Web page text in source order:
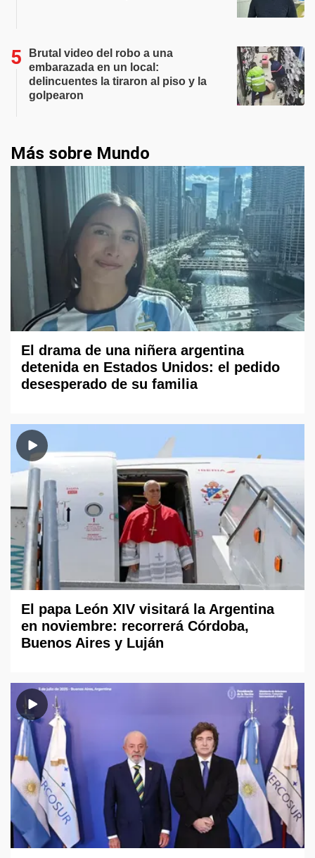
Brutal video del robo a una
embarazada en un local:
delincuentes la tiraron al piso y la
golpearon
Más sobre Mundo
El drama de una niñera argentina
detenida en Estados Unidos: el pedido
desesperado de su familia
El papa León XIV visitará la Argentina
en noviembre: recorrerá Córdoba,
Buenos Aires y Luján